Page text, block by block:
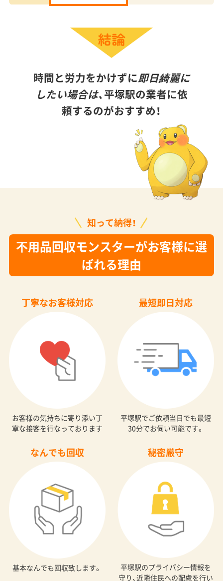
時間と労力をかけずに即日綺麗に
したい場合は、平塚駅の業者に依
頼するのがおすすめ！
知って納得！
不用品回収モンスターがお客様に選
ばれる理由
丁寧なお客様対応
お客様の気持ちに寄り添い丁
寧な接客を行なっております
最短即日対応
平塚駅でご依頼当日でも最短
30分でお伺い可能です。
なんでも回収
基本なんでも回収致します。
秘密厳守
平塚駅のプライバシー情報を
守り、近隣住民への配慮を行い